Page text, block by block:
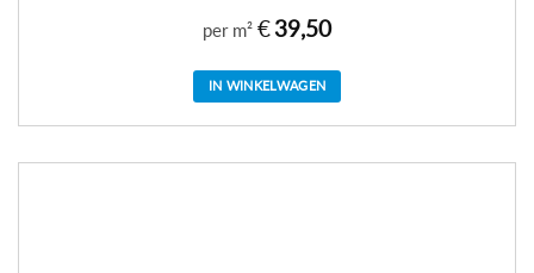
per m² €39,50
IN WINKELWAGEN